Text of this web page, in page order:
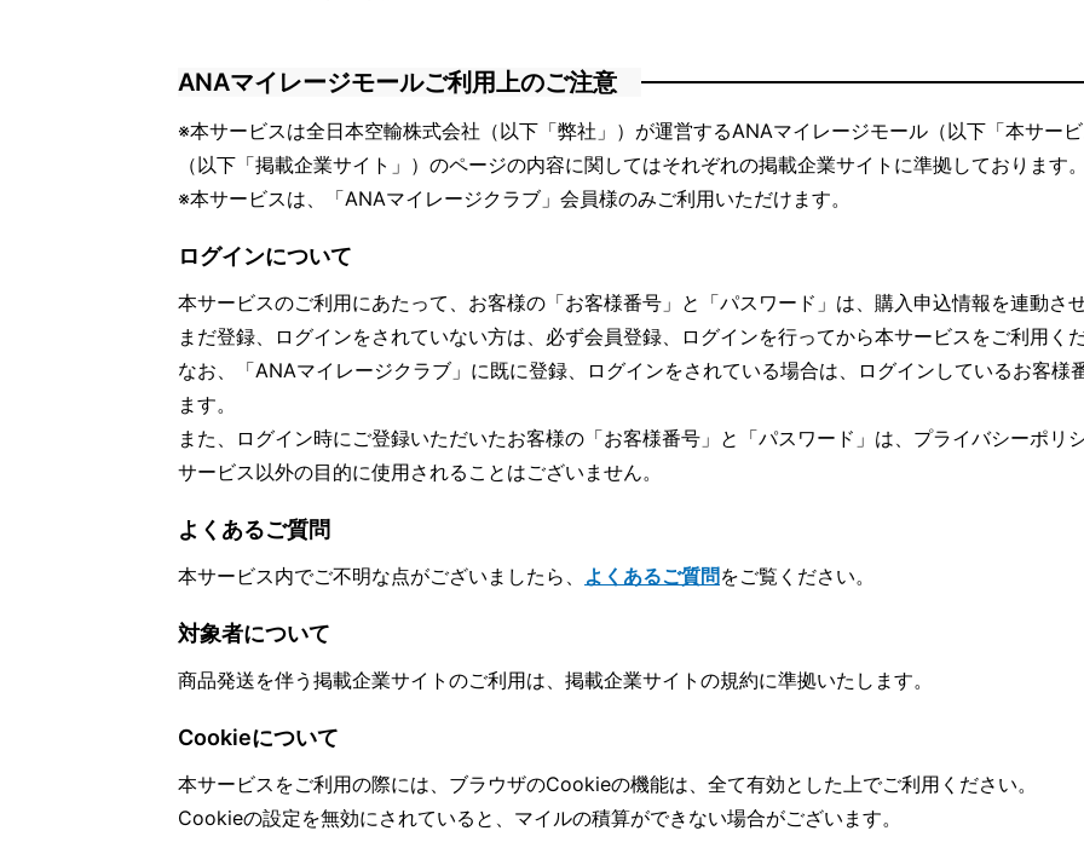
ANAマイレージモールご利用上のご注意
※本サービスは全日本空輸株式会社（以下「弊社」）が運営するANAマイレージモール（以下「本サー
（以下「掲載企業サイト」）のページの内容に関してはそれぞれの掲載企業サイトに準拠しております。
※本サービスは、「ANAマイレージクラブ」会員様のみご利用いただけます。
ログインについて
本サービスのご利用にあたって、お客様の「お客様番号」と「パスワード」は、購入申込情報を連動さ
まだ登録、ログインをされていない方は、必ず会員登録、ログインを行ってから本サービスをご利用くだ
なお、「ANAマイレージクラブ」に既に登録、ログインをされている場合は、ログインしているお客様
ます。
また、ログイン時にご登録いただいたお客様の「お客様番号」と「パスワード」は、 プライバシーポリ
サービス以外の目的に使用されることはございません。
よくあるご質問
本サービス内でご不明な点がございましたら、 よくあるご質問 をご覧ください。
対象者について
商品発送を伴う掲載企業サイトのご利用は、掲載企業サイトの規約に準拠いたします。
Cookieについて
本サービスをご利用の際には、ブラウザのCookieの機能は、全て有効とした上でご利用ください。
Cookieの設定を無効にされていると、マイルの積算ができない場合がございます。